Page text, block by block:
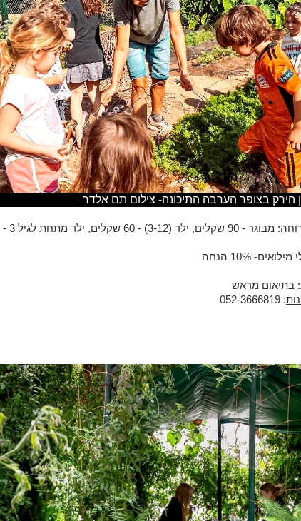
הירק בצופר הערבה התיכונה- צילום תם אלדר
: מבוגר - 90 שקלים, ילד (3-12) - 60 שקלים, ילד מתחת לגיל 3 -
10% הנחה
: בתיאום מראש
: 052-3666819